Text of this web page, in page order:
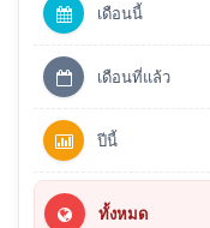
เดือนนี้
เดือนที่แล้ว
ปีนี้
ทั้งหมด